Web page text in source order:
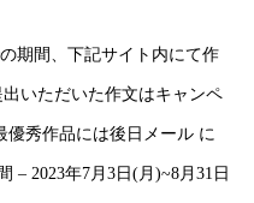
期間、下記サイト内にて作
いただいた作文はキャンペ
優秀作品には後日メール に
– 2023年7月3日(月)~8月31日